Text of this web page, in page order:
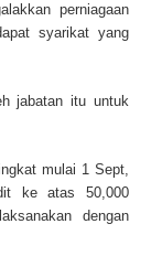
perniagaan
syarikat yang
jabatan itu untuk
mulai 1 Sept,
ke atas 50,000
dengan